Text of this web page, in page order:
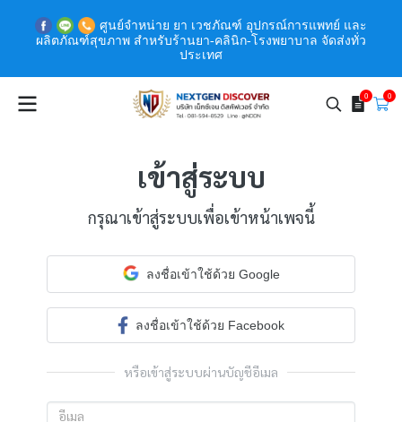
ศูนย์จำหน่าย ยา เวชภัณฑ์ อุปกรณ์การแพทย์ และ
ผลิตภัณฑ์สุขภาพ สำหรับร้านยา-คลินิก-โรงพยาบาล จัดส่งทั่ว
ประเทศ
0 0
เข้าสู่ระบบ
กรุณาเข้าสู่ระบบเพื่อเข้าหน้าเพจนี้
ลงชื่อเข้าใช้ด้วย Google
ลงชื่อเข้าใช้ด้วย Facebook
หรือเข้าสู่ระบบผ่านบัญชีอีเมล